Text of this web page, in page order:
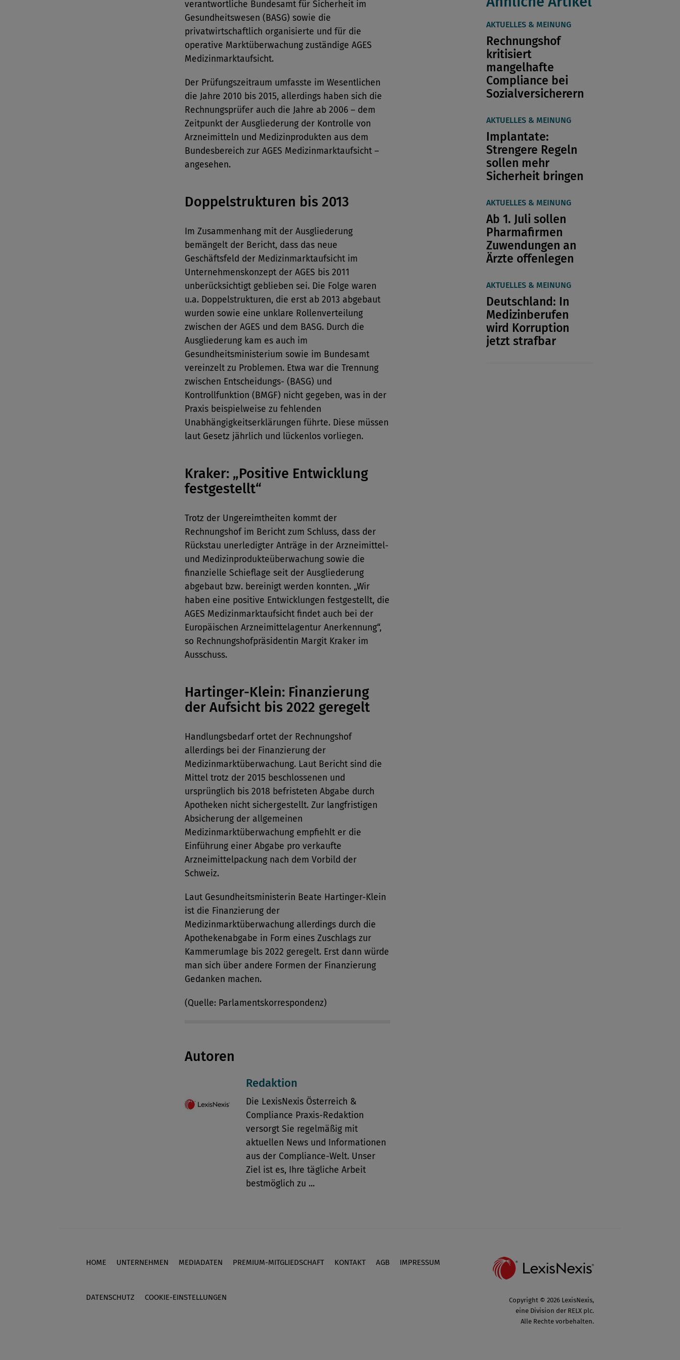
verantwortliche Bundesamt für Sicherheit im
Gesundheitswesen (BASG) sowie die
privatwirtschaftlich organisierte und für die
operative Marktüberwachung zuständige AGES
Medizinmarktaufsicht.
Der Prüfungszeitraum umfasste im Wesentlichen
die Jahre 2010 bis 2015, allerdings haben sich die
Rechnungsprüfer auch die Jahre ab 2006 – dem
Zeitpunkt der Ausgliederung der Kontrolle von
Arzneimitteln und Medizinprodukten aus dem
Bundesbereich zur AGES Medizinmarktaufsicht –
angesehen.
Doppelstrukturen bis 2013
Im Zusammenhang mit der Ausgliederung
bemängelt der Bericht, dass das neue
Geschäftsfeld der Medizinmarktaufsicht im
Unternehmenskonzept der AGES bis 2011
unberücksichtigt geblieben sei. Die Folge waren
u.a. Doppelstrukturen, die erst ab 2013 abgebaut
wurden sowie eine unklare Rollenverteilung
zwischen der AGES und dem BASG. Durch die
Ausgliederung kam es auch im
Gesundheitsministerium sowie im Bundesamt
vereinzelt zu Problemen. Etwa war die Trennung
zwischen Entscheidungs- (BASG) und
Kontrollfunktion (BMGF) nicht gegeben, was in der
Praxis beispielweise zu fehlenden
Unabhängigkeitserklärungen führte. Diese müssen
laut Gesetz jährlich und lückenlos vorliegen.
Kraker: „Positive Entwicklung
festgestellt“
Trotz der Ungereimtheiten kommt der
Rechnungshof im Bericht zum Schluss, dass der
Rückstau unerledigter Anträge in der Arzneimittel-
und Medizinprodukteüberwachung sowie die
finanzielle Schieflage seit der Ausgliederung
abgebaut bzw. bereinigt werden konnten. „Wir
haben eine positive Entwicklungen festgestellt, die
AGES Medizinmarktaufsicht findet auch bei der
Europäischen Arzneimittelagentur Anerkennung“,
so Rechnungshofpräsidentin Margit Kraker im
Ausschuss.
Hartinger-Klein: Finanzierung
der Aufsicht bis 2022 geregelt
Handlungsbedarf ortet der Rechnungshof
allerdings bei der Finanzierung der
Medizinmarktüberwachung. Laut Bericht sind die
Mittel trotz der 2015 beschlossenen und
ursprünglich bis 2018 befristeten Abgabe durch
Apotheken nicht sichergestellt. Zur langfristigen
Absicherung der allgemeinen
Medizinmarktüberwachung empfiehlt er die
Einführung einer Abgabe pro verkaufte
Arzneimittelpackung nach dem Vorbild der
Schweiz.
Laut Gesundheitsministerin Beate Hartinger-Klein
ist die Finanzierung der
Medizinmarktüberwachung allerdings durch die
Apothekenabgabe in Form eines Zuschlags zur
Kammerumlage bis 2022 geregelt. Erst dann würde
man sich über andere Formen der Finanzierung
Gedanken machen.
(Quelle: Parlamentskorrespondenz)
Autoren
Redaktion
Die LexisNexis Österreich &
Compliance Praxis-Redaktion
versorgt Sie regelmäßig mit
aktuellen News und Informationen
aus der Compliance-Welt. Unser
Ziel ist es, Ihre tägliche Arbeit
bestmöglich zu ...
AKTUELLES & MEINUNG
Rechnungshof
kritisiert
mangelhafte
Compliance bei
Sozialversicherern
AKTUELLES & MEINUNG
Implantate:
Strengere Regeln
sollen mehr
Sicherheit bringen
AKTUELLES & MEINUNG
Ab 1. Juli sollen
Pharmafirmen
Zuwendungen an
Ärzte offenlegen
AKTUELLES & MEINUNG
Deutschland: In
Medizinberufen
wird Korruption
jetzt strafbar
Footer
HOME UNTERNEHMEN MEDIADATEN PREMIUM-MITGLIEDSCHAFT KONTAKT AGB IMPRESSUM
DATENSCHUTZ COOKIE-EINSTELLUNGEN
Copyright © 2026 LexisNexis,
eine Division der RELX plc.
Alle Rechte vorbehalten.